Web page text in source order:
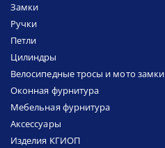
Замки
Ручки
Петли
Цилиндры
Велосипедные тросы и мото замки
Оконная фурнитура
Мебельная фурнитура
Аксессуары
Изделия КГИОП